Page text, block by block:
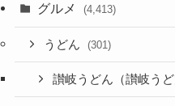
グルメ (4,413)
うどん (301)
讃岐うどん（讃岐う